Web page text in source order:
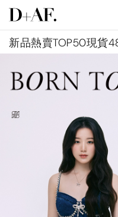
新品熱賣TOP50現貨